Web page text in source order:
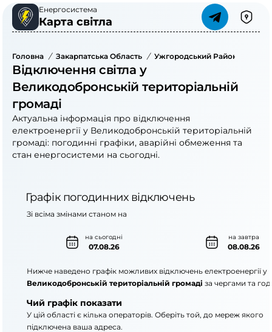
Енергосистема
Карта світла
Головна / Закарпатська Область / Ужгородський Район
Відключення світла у
Великодобронській територіальній
громаді
Актуальна інформація про відключення
електроенергії у Великодобронській територіальній
громаді: погодинні графіки, аварійні обмеження та
стан енергосистеми на сьогодні.
Графік погодинних відключень
на сьогодні
07.08.26
на завтра
08.08.26
Зі всіма змінами станом на
Нижче наведено графік можливих відключень електроенергії у
Великодобронській територіальній громаді за чергами та
Чий графік показати
У цій області є кілька операторів. Оберіть той, до мереж якого
підключена ваша адреса.